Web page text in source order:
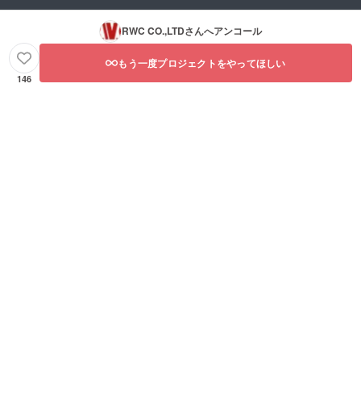
RWC CO.,LTDさんへアンコール
146
もう一度プロジェクトをやってほしい